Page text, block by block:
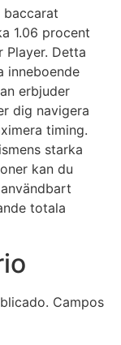
baccarat
1.06 procent
Player. Detta
inneboende
erbjuder
dig navigera
timing.
starka
kan du
totala
Campos